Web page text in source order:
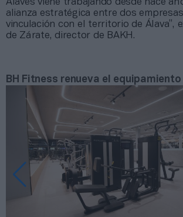
Alavés viene trabajando desde hace
alianza estratégica entre dos
vinculación con el territorio de Álava”,
de Zárate, director de BAKH.
BH Fitness renueva el equipamiento